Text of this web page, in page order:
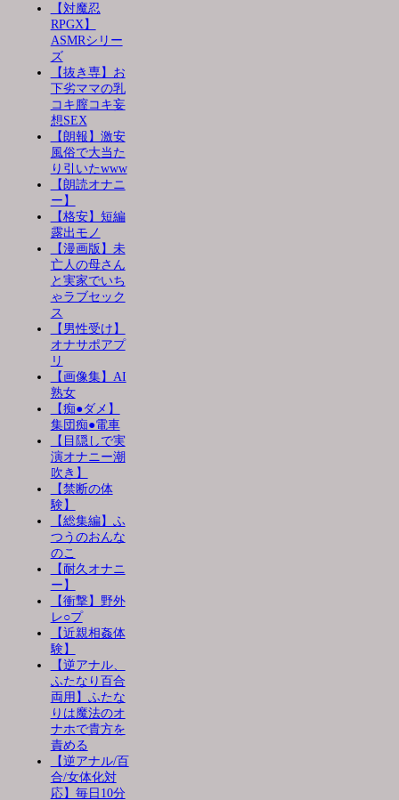
【対魔忍
RPGX】
ASMRシリー
ズ
【抜き専】お
下劣ママの乳
コキ膣コキ妄
想SEX
【朗報】激安
風俗で大当た
り引いたwww
【朗読オナニ
ー】
【格安】短編
露出モノ
【漫画版】未
亡人の母さん
と実家でいち
ゃラブセック
ス
【男性受け】
オナサポアプ
リ
【画像集】AI
熟女
【痴●ダメ】
集団痴●電車
【目隠しで実
演オナニー潮
吹き】
【禁断の体
験】
【総集編】ふ
つうのおんな
のこ
【耐久オナニ
ー】
【衝撃】野外
レ○プ
【近親相姦体
験】
【逆アナル、
ふたなり百合
両用】ふたな
りは魔法のオ
ナホで貴方を
責める
【逆アナル/百
合/女体化対
応】毎日10分